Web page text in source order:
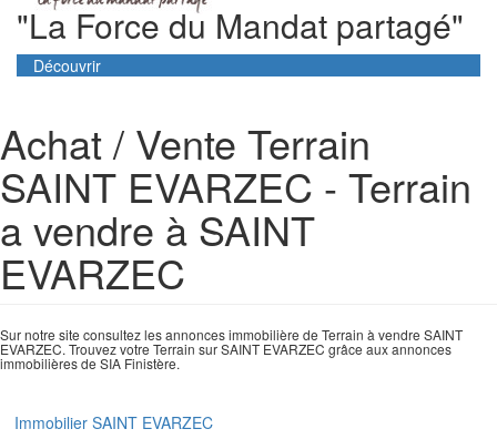
"La Force du Mandat partagé"
Découvrir
Achat / Vente Terrain
SAINT EVARZEC - Terrain
a vendre à SAINT
EVARZEC
Sur notre site consultez les annonces immobilière de Terrain à vendre SAINT
EVARZEC. Trouvez votre Terrain sur SAINT EVARZEC grâce aux annonces
immobilières de SIA Finistère.
Immobilier SAINT EVARZEC